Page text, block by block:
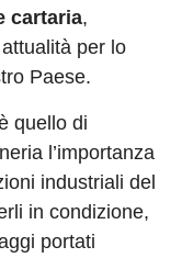
cartaria,
per lo
Paese.
quello di
l’importanza
industriali del
in condizione,
portati